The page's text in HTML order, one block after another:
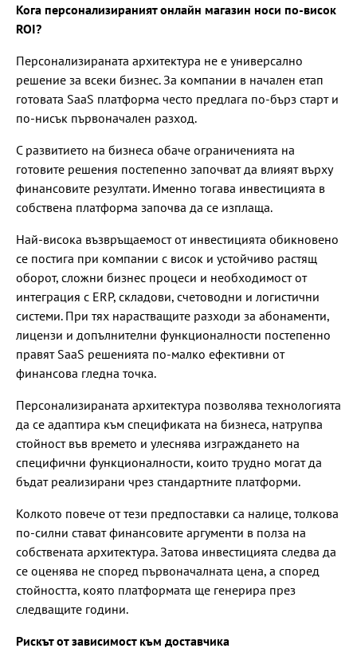
Кога персонализираният онлайн магазин носи по-висок
ROI?
Персонализираната архитектура не е универсално
решение за всеки бизнес. За компании в начален етап
готовата SaaS платформа често предлага по-бърз старт и
по-нисък първоначален разход.
С развитието на бизнеса обаче ограниченията на
готовите решения постепенно започват да влияят върху
финансовите резултати. Именно тогава инвестицията в
собствена платформа започва да се изплаща.
Най-висока възвръщаемост от инвестицията обикновено
се постига при компании с висок и устойчиво растящ
оборот, сложни бизнес процеси и необходимост от
интеграция с ERP, складови, счетоводни и логистични
системи. При тях нарастващите разходи за абонаменти,
лицензи и допълнителни функционалности постепенно
правят SaaS решенията по-малко ефективни от
финансова гледна точка.
Персонализираната архитектура позволява технологията
да се адаптира към спецификата на бизнеса, натрупва
стойност във времето и улеснява изграждането на
специфични функционалности, които трудно могат да
бъдат реализирани чрез стандартните платформи.
Колкото повече от тези предпоставки са налице, толкова
по-силни стават финансовите аргументи в полза на
собствената архитектура. Затова инвестицията следва да
се оценява не според първоначалната цена, а според
стойността, която платформата ще генерира през
следващите години.
Рискът от зависимост към доставчика